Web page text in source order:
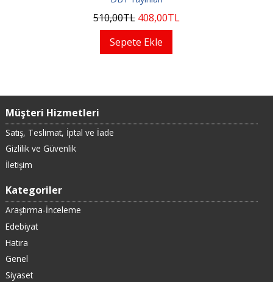
510,00TL 408,00TL
Sepete Ekle
Müşteri Hizmetleri
Satış, Teslimat, İptal ve İade
Gizlilik ve Güvenlik
İletişim
Kategoriler
Araştırma-İnceleme
Edebiyat
Hatıra
Genel
Siyaset